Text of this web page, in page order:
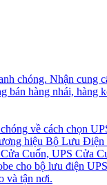
chóng. Nhận cung
bán hàng nhái, hàng
về cách chọn
hiệu Bộ Lưu
Cuốn, UPS Cửa
cho bộ lưu điện
và tận nơi.